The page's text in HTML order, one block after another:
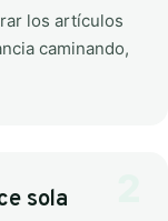
los artículos
caminando,
sola